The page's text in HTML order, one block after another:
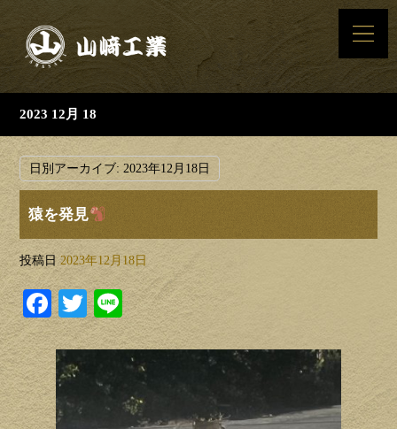
2023 12月 18
日別アーカイブ:2023年12月18日
猿を発見
投稿日 2023年12月18日
Facebook
Twitter
Line